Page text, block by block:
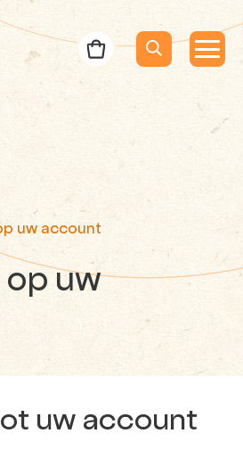
Menu
Menu
Bestelbon
uw account
op uw
uw account